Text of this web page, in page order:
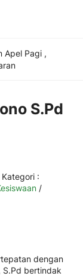
Apel Pagi ,
S.Pd
Kategori :
/
dengan
S.Pd bertindak